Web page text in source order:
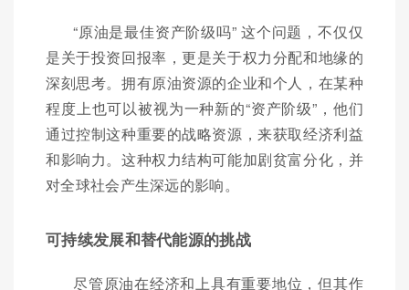
“原油是最佳资产阶级吗” 这个问题，不仅仅
是关于投资回报率，更是关于权力分配和地缘的
深刻思考。拥有原油资源的企业和个人，在某种
程度上也可以被视为一种新的“资产阶级”，他们
通过控制这种重要的战略资源，来获取经济利益
和影响力。这种权力结构可能加剧贫富分化，并
对全球社会产生深远的影响。
可持续发展和替代能源的挑战
尽管原油在经济和上具有重要地位，但其作